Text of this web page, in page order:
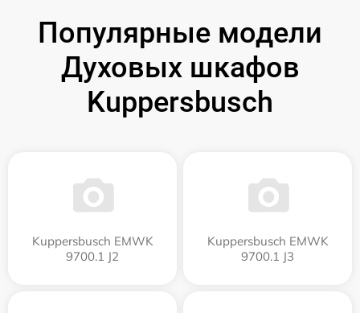
Популярные модели
Духовых шкафов
Kuppersbusch
Kuppersbusch EMWK
9700.1 J2
Kuppersbusch EMWK
9700.1 J3